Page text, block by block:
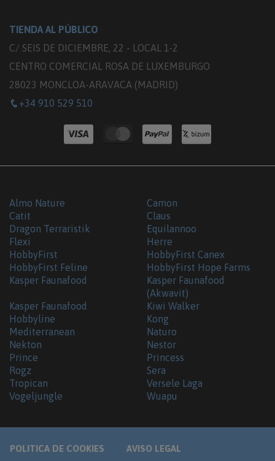
TIENDA AL PÚBLICO
C/ SEIS DE DICIEMBRE, 22 - LOCAL 1-2
CENTRO COMERCIAL ROSA DE LUXEMBURGO
28023 MONCLOA-ARAVACA (MADRID)
+34 910 529 510
Almo Nature
Camon
Catit
Claus
Dragon Terraristik
Equilannoo
Flexi
Herre
HobbyFirst
HobbyFirst Canex
HobbyFirst Feline
HobbyFirst Hope Farms
Kasper Faunafood
Kasper Faunafood
(Akwavit)
Kasper Faunafood
Hobbyline
Kiwi Walker
Kong
Mediterranean
Naturo
Nekton
Nestor
Prince
Princess
Rogz
Sera
Tropican
Versele Laga
Vogeljungle
Wuapu
POLITICA DE COOKIES AVISO LEGAL